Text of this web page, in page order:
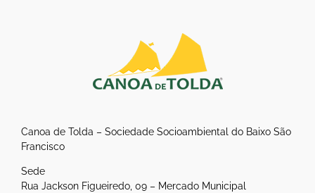
Canoa de Tolda – Sociedade Socioambiental do Baixo São
Francisco
Sede
Rua Jackson Figueiredo, 09 – Mercado Municipal